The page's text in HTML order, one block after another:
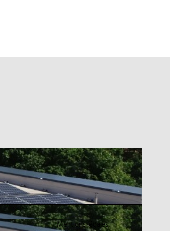
Mentions légales